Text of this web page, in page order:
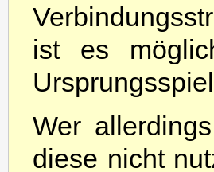
ist es
Wer
diese nicht